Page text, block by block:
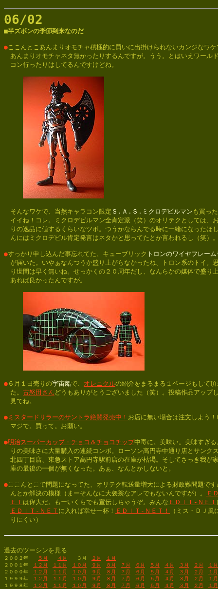
06/02
■半ズボンの季節到来なのだ
●ここんとこあんまりオモチャ積極的に買いに出掛けられないカンジなワ
あんまりオモチャネタ無かったりするんですが。うう。とはいえワール
コン行ったりはしてるんですけどね。
そんなワケで、当然キャラコン限定 Ｓ.Ａ.Ｓ.ミクロデビルマン も買っ
イイね！コレ。ミクロデビルマン全肯定派（笑）のオリテクとしては、
りの逸品に値するくらいなツボ。つうかならんでる時に一緒になったほ
んにはミクロデビル肯定発言はネタかと思ってたとか言われるし（笑）
●すっかり申し込んだ事忘れてた、キューブリック トロンのワイヤフレー
が届いた。いやぁなんつうか盛り上がらなかったね、トロン系のトイ。
り世間は早く無いね。せっかくの２０周年だし、なんらかの媒体で盛り
あれば良かったんですが。
● ６月１日売りの宇宙船で、 オレニクルの紹介をまるまる１ページもして頂
た。 古怒田さん どうもありがとうございました（笑）。投稿作品アップ
見てね。
● ミスタードリラーのサントラ絶賛発売中！ お店に無い場合は注文しよう
マジで。買って。お願い。
●明治スーパーカップ・チョコ＆チョコチップ中毒に。美味い。美味すぎる
りの美味さに大量購入の連続コンボ。ローソン高円寺中通り店とサンク
北四丁目店、東急ストア高円寺駅前店の在庫が枯渇。そしてさっき我が
庫の最後の一個が無くなった。あぁ、なんとかしないと。
●ここんとこで問題になってた、オリテク転送量増大による財政難問題で
んとか解決の模様（まーそんなに大袈裟なアレでもないんですが）。
Ｅ
ＥＴ は偉大だ。もーいくらでも宣伝しちゃうぞ。みんな ＥＤＩＴ-ＮＥＴ
ＥＤＩＴ-ＮＥＴ に入れば幸せ一杯！ ＥＤＩＴ-ＮＥＴ！
（ミス・ＤＪ風
りにくい）
過去のツーシンを見る
２００２年 ５月 ４月 ３月 ２月
１月
２００１年
１２月 １１月 １０月 ９月 ８月 ７月 ６月 ５月 ４月 ３月 ２月
１月
２０００年
１２月 １１月 １０月 ９月 ８月 ７月 ６月 ５月 ４月 ３月 ２月
１月
１９９９年
１２月 １１月 １０月 ９月 ８月 ７月 ６月 ５月 ４月 ３月 ２月
１月
１９９８年
１２月 １１月 １０月 ９月 ８月 ７月 ６月 ５月 ４月 ３月 ２月
１月